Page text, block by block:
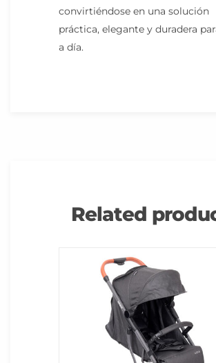
convirtiéndose en una solución
práctica, elegante y duradera
a día.
Related